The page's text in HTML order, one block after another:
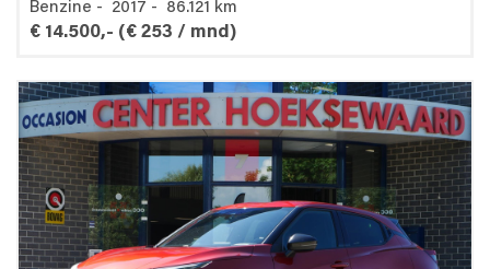
Benzine - 2017 - 86.121 km
€ 14.500,- (€ 253 / mnd)